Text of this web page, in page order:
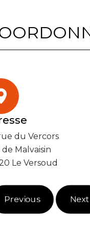
du Vercors
de Malvaisin
Le Versoud
Previous Next